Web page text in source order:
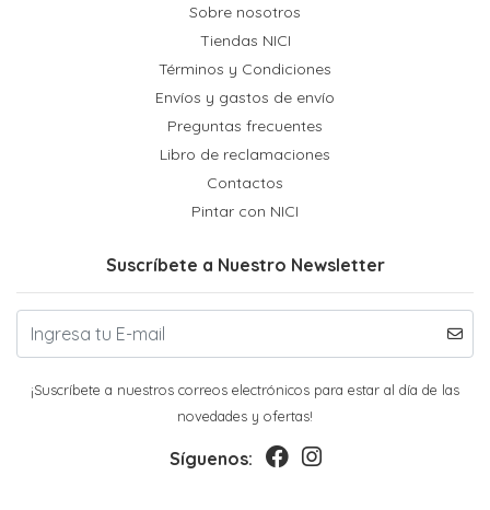
Sobre nosotros
Tiendas NICI
Términos y Condiciones
Envíos y gastos de envío
Preguntas frecuentes
Libro de reclamaciones
Contactos
Pintar con NICI
Suscríbete a Nuestro Newsletter
¡Suscríbete a nuestros correos electrónicos para estar al día de las
novedades y ofertas!
Síguenos: